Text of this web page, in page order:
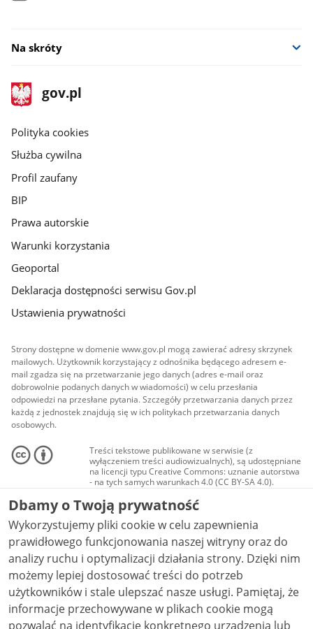
Na skróty
stopka
gov.pl
Strona
gov.pl
gov.pl
Polityka cookies
Służba cywilna
Profil zaufany
BIP
Prawa autorskie
Warunki korzystania
Geoportal
Deklaracja dostępności serwisu Gov.pl
Ustawienia prywatności
Strony dostępne w domenie www.gov.pl mogą zawierać adresy skrzynek
mailowych. Użytkownik korzystający z odnośnika będącego adresem e-
mail zgadza się na przetwarzanie jego danych (adres e-mail oraz
dobrowolnie podanych danych w wiadomości) w celu przesłania
odpowiedzi na przesłane pytania. Szczegóły przetwarzania danych przez
każdą z jednostek znajdują się w ich politykach przetwarzania danych
osobowych.
Treści tekstowe publikowane w serwisie (z
wyłączeniem treści audiowizualnych), są udostępniane
na licencji typu Creative Commons: uznanie autorstwa
- na tych samych warunkach 4.0 (CC BY-SA 4.0).
Materiały audiowizualne, w tym zdjęcia, materiały
audio i wideo, są udostępniane na licencji typu
Creative Commons: uznanie autorstwa użycie
niekomercyjne - bez utworów zależnych 4.0 (CC BY-
NC-ND 4.0), o ile nie jest to stwierdzone inaczej.
Dbamy o Twoją prywatność
Wykorzystujemy pliki cookie w celu zapewnienia
prawidłowego funkcjonowania naszej witryny oraz do
analizy ruchu i optymalizacji działania strony. Dzięki nim
możemy lepiej dostosować treści do potrzeb
użytkowników i stale ulepszać nasze usługi. Pamiętaj, że
informacje przechowywane w plikach cookie mogą
pozwalać na identyfikację konkretnego urządzenia lub